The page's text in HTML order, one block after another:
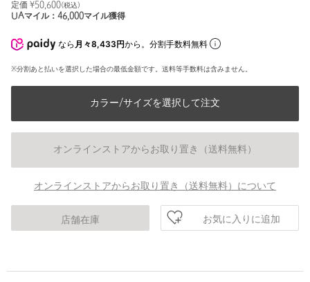
定価 ¥50,600(税込)
UAマイル： 46,000マイル獲得
なら 月々8,433円から。分割手数料無料
※分割あと払いを選択した場合の最低金額です。送料等手数料は含みません。
カラー/サイズを選択して注文
オンラインストアからお取り置き（送料無料）
オンラインストアからお取り置き（送料無料）について
店舗在庫 お気に入りに追加